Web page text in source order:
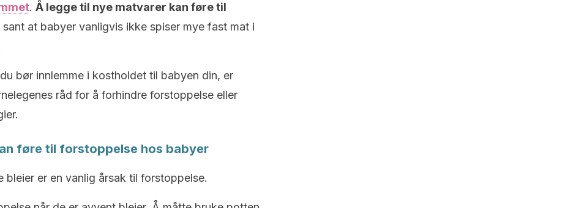
. Å legge til nye matvarer kan føre til
at babyer vanligvis ikke spiser mye fast mat i
bør innlemme i kostholdet til babyen din, er
råd for å forhindre forstoppelse eller
føre til forstoppelse hos babyer
bleier er en vanlig årsak til forstoppelse.